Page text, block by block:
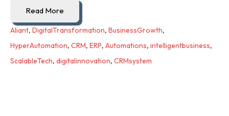
Read More
Aliant, DigitalTransformation, BusinessGrowth,
HyperAutomation, CRM, ERP, Automations, intelligentbusiness,
ScalableTech, digitalinnovation, CRMsystem